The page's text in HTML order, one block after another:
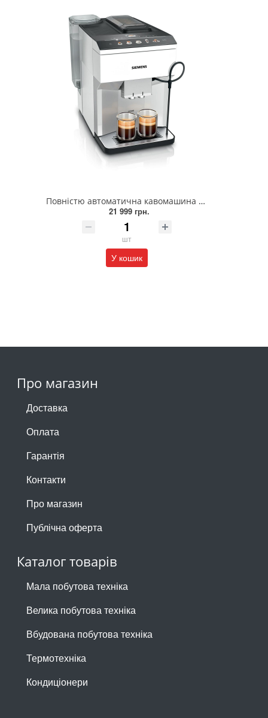
Повністю автоматична кавомашина SIEMENS TP515R02
21 999 грн.
шт
У кошик
Про магазин
Доставка
Оплата
Гарантія
Контакти
Про магазин
Публічна оферта
Каталог товарів
Мала побутова техніка
Велика побутова техніка
Вбудована побутова техніка
Термотехніка
Кондиціонери